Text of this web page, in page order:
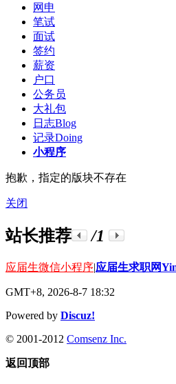
网申
笔试
面试
签约
薪资
户口
公务员
大礼包
日志Blog
记录Doing
小程序
抱歉，指定的版块不存在
关闭
站长推荐 /1
应届生微信小程序|应届生求职网
GMT+8, 2026-8-7 18:32
Powered by Discuz!
© 2001-2012 Comsenz Inc.
返回顶部